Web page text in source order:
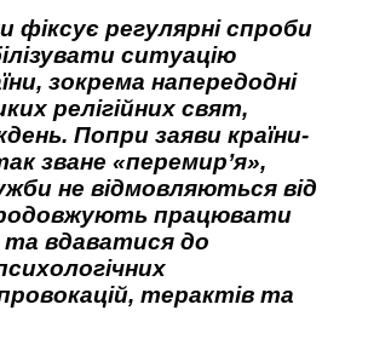
фіксує регулярні спроби
ситуацію
зокрема напередодні
релігійних свят,
Попри заяви країни-
зване «перемир’я»,
не відмовляються від
працювати
та вдаватися до
терактів та